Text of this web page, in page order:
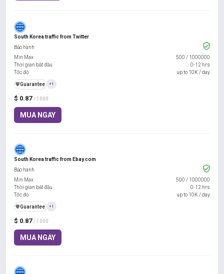
South Korea traffic from Twitter
$ 0.87 / 1000
MUA NGAY
Bảo hành
Min Max
500 / 1000000
Thời gian bắt đầu
0-12 hrs
Tốc độ
up to 10K / day
️🛡️Guarantee +1
South Korea traffic from Ebay.com
$ 0.87 / 1000
MUA NGAY
Bảo hành
Min Max
500 / 1000000
Thời gian bắt đầu
0-12 hrs
Tốc độ
up to 10K / day
️🛡️Guarantee +1